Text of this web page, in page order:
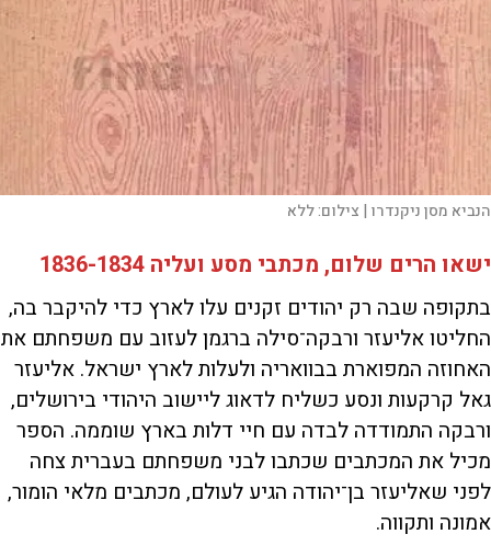
הנביא מסן ניקנדרו | צילום:ללא
ישאו הרים שלום, מכתבי מסע ועליה 1836-1834
בתקופה שבה רק יהודים זקנים עלו לארץ כדי להיקבר בה,
החליטו אליעזר ורבקה־סילה ברגמן לעזוב עם משפחתם את
האחוזה המפוארת בבוואריה ולעלות לארץ ישראל. אליעזר
גאל קרקעות ונסע כשליח לדאוג ליישוב היהודי בירושלים,
ורבקה התמודדה לבדה עם חיי דלות בארץ שוממה. הספר
מכיל את המכתבים שכתבו לבני משפחתם בעברית צחה
לפני שאליעזר בן־יהודה הגיע לעולם, מכתבים מלאי הומור,
אמונה ותקווה.